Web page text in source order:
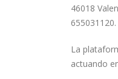
46018
655031120.
La
actuando